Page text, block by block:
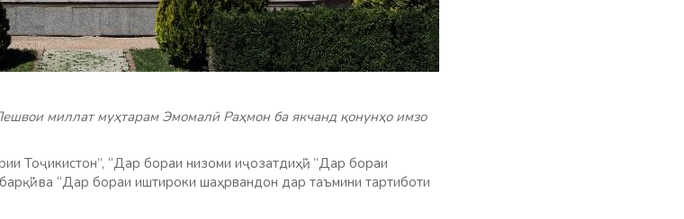
миллат муҳтарам Эмомалӣ Раҳмон ба якчанд қонунҳо имзо
Тоҷикистон”, “Дар бораи низоми иҷозатдиҳӣ”, “Дар бораи
ва “Дар бораи иштироки шаҳрвандон дар таъмини тартиботи